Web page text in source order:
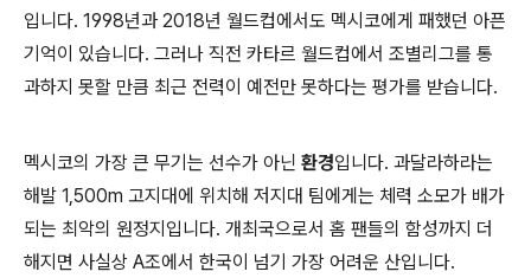
입니다. 1998년과 2018년 월드컵에서도 멕시코에게 패했던 아픈
기억이 있습니다. 그러나 직전 카타르 월드컵에서 조별리그를 통
과하지 못할 만큼 최근 전력이 예전만 못하다는 평가를 받습니다.
멕시코의 가장 큰 무기는 선수가 아닌 환경입니다. 과달라하라는
해발 1,500m 고지대에 위치해 저지대 팀에게는 체력 소모가 배가
되는 최악의 원정지입니다. 개최국으로서 홈 팬들의 함성까지 더
해지면 사실상 A조에서 한국이 넘기 가장 어려운 산입니다.